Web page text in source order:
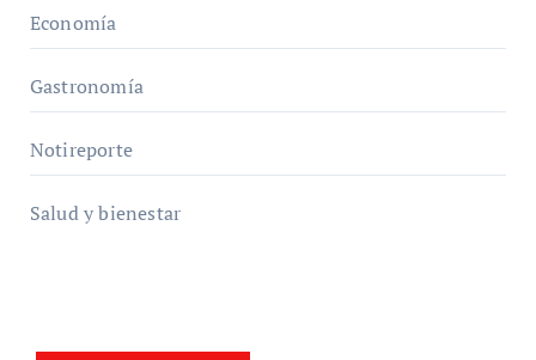
Economía
Gastronomía
Notireporte
Salud y bienestar